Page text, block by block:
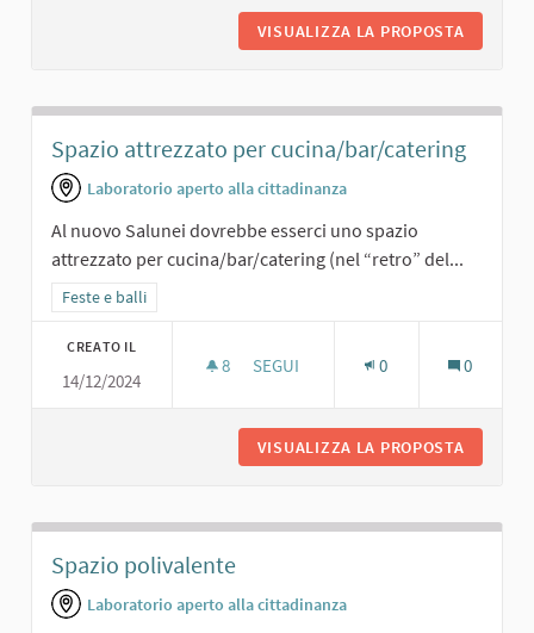
VISUALIZZA LA PROPOSTA
Spazio attrezzato per cucina/bar/catering
Laboratorio aperto alla cittadinanza
Al nuovo Salunei dovrebbe esserci uno spazio
attrezzato per cucina/bar/catering (nel “retro” del...
Filtra i risultati per categoria: Feste e balli
Feste e balli
CREATO IL
14/12/2024
8 8 SOSTENITORI
SEGUI 0 0
VISUALIZZA LA PROPOSTA
Spazio polivalente
Laboratorio aperto alla cittadinanza